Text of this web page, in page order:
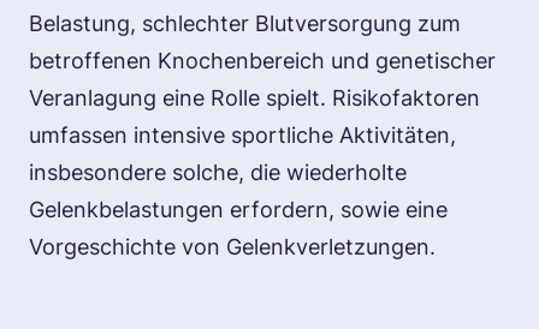
Belastung, schlechter Blutversorgung zum
betroffenen Knochenbereich und genetischer
Veranlagung eine Rolle spielt. Risikofaktoren
umfassen intensive sportliche Aktivitäten,
insbesondere solche, die wiederholte
Gelenkbelastungen erfordern, sowie eine
Vorgeschichte von Gelenkverletzungen.